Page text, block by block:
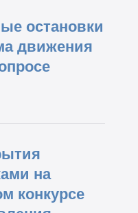
остановки
движения
на
конкурсе